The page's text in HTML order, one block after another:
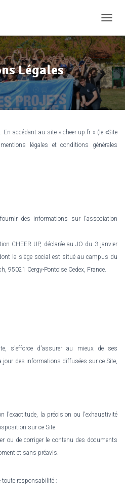
É
P
L
I
E
R
V
Légales
En accédant au site « cheer-up.fr » (le «Site
légales et conditions générales
des informations sur l'association
CHEER UP, déclarée au JO du 3 janvier
le siège social est situé au campus du
95021 Cergy-Pontoise Cedex, France.
s'efforce d'assurer au mieux de ses
jour des informations diffusées sur ce Site,
l'exactitude, la précision ou l'exhaustivité
sur ce Site
ou de corriger le contenu des documents
et sans préavis.
toute responsabilité :